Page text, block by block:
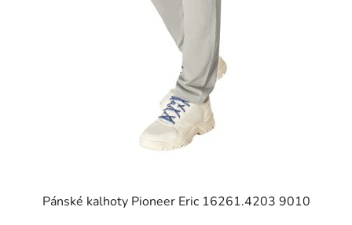
Pánské kalhoty Pioneer Eric 16261.4203 9010